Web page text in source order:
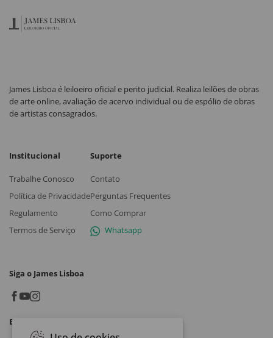
James Lisboa é leiloeiro oficial e perito judicial. Realiza leilões de obras
de arte online, avaliação de acervo individual ou de espólio de obras
de artistas consagrados.
Institucional
Trabalhe Conosco
Política de Privacidade
Regulamento
Termos de Serviço
Suporte
Contato
Perguntas Frequentes
Como Comprar
Whatsapp
Siga o James Lisboa
Baixe o App